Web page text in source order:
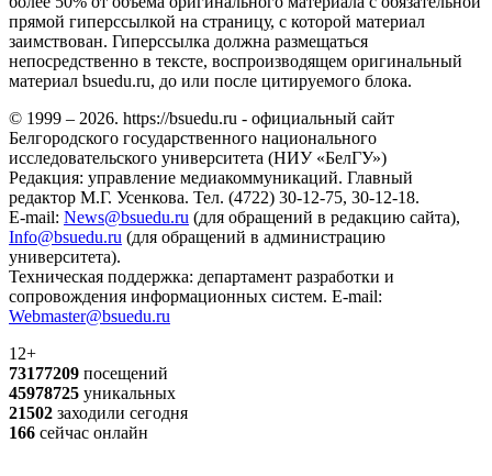
прямой гиперссылкой на страницу, с которой материал
заимствован. Гиперссылка должна размещаться
непосредственно в тексте, воспроизводящем оригинальный
материал bsuedu.ru, до или после цитируемого блока.
© 1999 – 2026. https://bsuedu.ru - официальный сайт
Белгородского государственного национального
исследовательского университета (НИУ «БелГУ»)
Редакция: управление медиакоммуникаций. Главный
редактор М.Г. Усенкова. Тел. (4722) 30-12-75, 30-12-18.
E-mail: News@bsuedu.ru (для обращений в редакцию сайта),
Info@bsuedu.ru (для обращений в администрацию
университета).
Техническая поддержка: департамент разработки и
сопровождения информационных систем. E-mail:
Webmaster@bsuedu.ru
12+
73177209 посещений
45978725 уникальных
21502 заходили сегодня
166 сейчас онлайн